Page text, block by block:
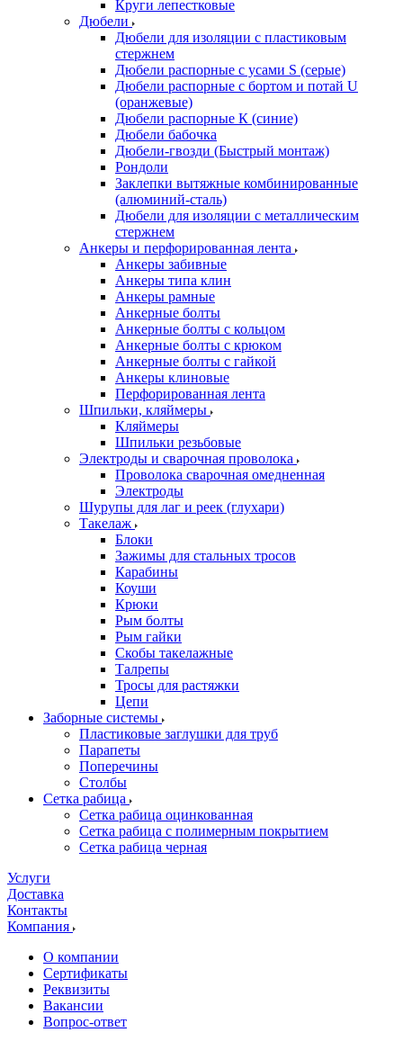
Круги лепестковые
Дюбели
Дюбели для изоляции с пластиковым
стержнем
Дюбели распорные с усами S (серые)
Дюбели распорные c бортом и потай U
(оранжевые)
Дюбели распорные К (синие)
Дюбели бабочка
Дюбели-гвозди (Быстрый монтаж)
Рондоли
Заклепки вытяжные комбинированные
(алюминий-сталь)
Дюбели для изоляции с металлическим
стержнем
Анкеры и перфорированная лента
Анкеры забивные
Анкеры типа клин
Анкеры рамные
Анкерные болты
Анкерные болты с кольцом
Анкерные болты с крюком
Анкерные болты с гайкой
Анкеры клиновые
Перфорированная лента
Шпильки, кляймеры
Кляймеры
Шпильки резьбовые
Электроды и сварочная проволока
Проволока сварочная омедненная
Электроды
Шурупы для лаг и реек (глухари)
Такелаж
Блоки
Зажимы для стальных тросов
Карабины
Коуши
Крюки
Рым болты
Рым гайки
Скобы такелажные
Талрепы
Тросы для растяжки
Цепи
Заборные системы
Пластиковые заглушки для труб
Парапеты
Поперечины
Столбы
Сетка рабица
Сетка рабица оцинкованная
Сетка рабица с полимерным покрытием
Сетка рабица черная
Услуги
Доставка
Контакты
Компания
О компании
Сертификаты
Реквизиты
Вакансии
Вопрос-ответ